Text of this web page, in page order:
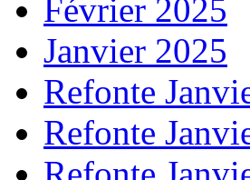
Février 2025
Janvier 2025
Refonte
Refonte